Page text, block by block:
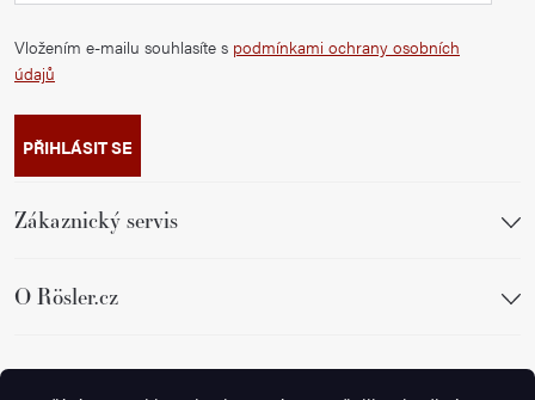
Vložením e-mailu souhlasíte s podmínkami ochrany osobních
údajů
PŘIHLÁSIT SE
Zákaznický servis
O Rösler.cz
Sledujte nás